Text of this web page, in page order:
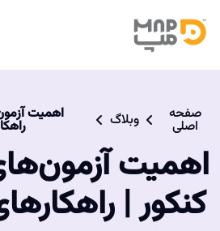
صفحه
اصلی وبلاگ اهمیت
اهمیت
کنکور |